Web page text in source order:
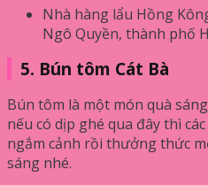
Nhà hàng lẩu Hồng
Ngô Quyền, thành phố
5. Bún tôm Cát Bà
Bún tôm là một món quà
nếu có dịp ghé qua đây thì
ngắm cảnh rồi thưởng thức
sáng nhé.